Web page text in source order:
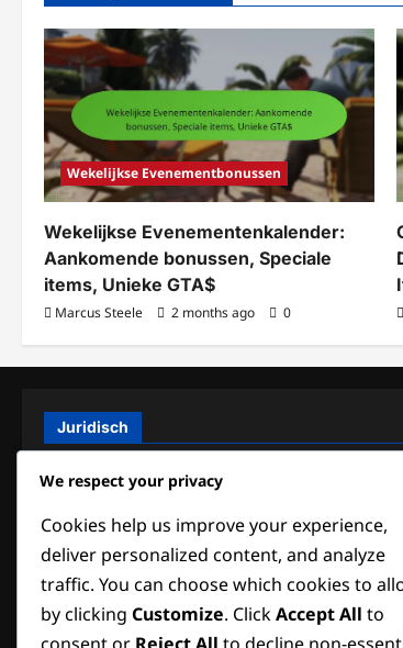
Wekelijkse Evenementbonussen
Wekelijkse Evenementenkalender:
Aankomende bonussen, Speciale
items, Unieke GTA$
Marcus Steele 2 months ago 0
Juridisch
Privacybeleid
Algemene voorwaarden
Over ons
Cookievoorkeuren
We respect your privacy
Cookies help us improve your experience,
deliver personalized content, and analyze
traffic. You can choose which cookies to
by clicking Customize. ClickAccept All to